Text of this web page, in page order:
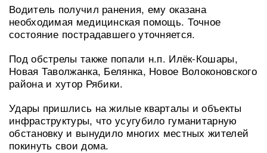
Водитель получил ранения, ему оказана
необходимая медицинская помощь. Точное
состояние пострадавшего уточняется.
Под обстрелы также попали н.п. Илёк-Кошары,
Новая Таволжанка, Белянка, Новое Волоконовского
района и хутор Рябики.
Удары пришлись на жилые кварталы и объекты
инфраструктуры, что усугубило гуманитарную
обстановку и вынудило многих местных жителей
покинуть свои дома.